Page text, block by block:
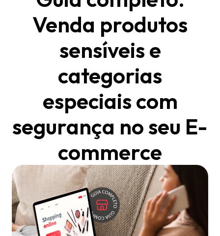
Venda produtos
sensíveis e
categorias
especiais com
segurança no seu E-
commerce